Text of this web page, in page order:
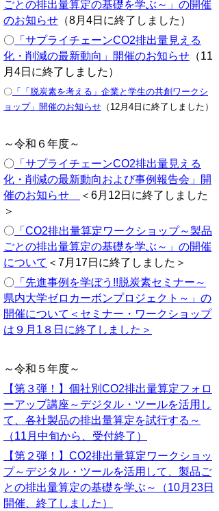
ごとの排出量算定の基礎を学ぶ～」の開催
のお知らせ （8月4日に終了しました）
〇 「サプライチェーンCO2排出量見える
化・削減の最新動向」開催のお知らせ （11
月4日に終了しました）
〇 「「脱炭素を考える」企業と学生の共創ワークシ
ョップ」開催のお知らせ （12月4日に終了しました）
～令和６年度～
〇 「サプライチェーンCO2排出量見える
化・削減の最新動向および事例報告会」開
催のお知らせ
＜6月12日に終了しました
＞
〇 「CO2排出量算定ワークショップ～製品
ごとの排出量算定の基礎を学ぶ～」の開催
について ＜7月17日に終了しました＞
〇 「先進事例を学ぼう!!脱炭素セミナー～
県内大学ゼロカーボンプロジェクト～」の
開催について ＜セミナー・ワークショップ
は９月1８日に終了しました＞
～令和５年度～
【第３弾！】個社別CO2排出量算定フォロ
ーアップ講座～デジタル・ツールを活用し
て、各社製品の排出量算定を試行する～
（11月中旬から、受付終了）
【第２弾！】CO2排出量算定ワークショッ
プ～デジタル・ツールを活用して、製品ご
との排出量算定の基礎を学ぶ～（10月23日
開催、終了しました）